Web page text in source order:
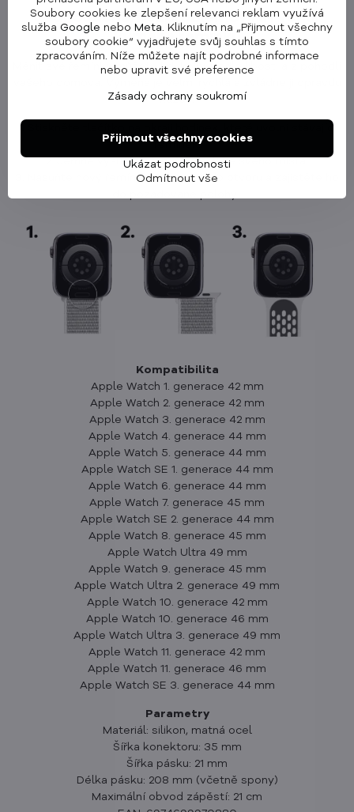
Jednoduchá, bezproblémová a rychlá
výměna řemínku
Měnit své řemínky můžete kdykoliv, podle libosti a z pohodlí
každý.
1. Stiskněte tlačítko na okraji hodinek, které uvolní stávající
řemínek.
2. Jemně vysuňte starý řemínek ze svého místa.
3. Nasuňte nový řemínek Cubenest do otvoru a zajistěte ho
Kompatibilita
Apple Watch 1. generace 42 mm
Apple Watch 2. generace 42 mm
Apple Watch 3. generace 42 mm
Apple Watch 4. generace 44 mm
Apple Watch 5. generace 44 mm
Apple Watch SE 1. generace 44 mm
Apple Watch 6. generace 44 mm
Apple Watch 7. generace 45 mm
Apple Watch SE 2. generace 44 mm
Apple Watch 8. generace 45 mm
Apple Watch Ultra 49 mm
Apple Watch 9. generace 45 mm
Apple Watch Ultra 2. generace 49 mm
Apple Watch 10. generace 42 mm
Apple Watch 10. generace 46 mm
Apple Watch Ultra 3. generace 49 mm
Apple Watch 11. generace 42 mm
Apple Watch 11. generace 46 mm
Apple Watch SE 3. generace 44 mm
Parametry
Materiál: silikon, matná ocel
Šířka konektoru: 35 mm
Šířka pásku: 21 mm
Délka pásku: 208 mm (včetně spony)
Maximální obvod zápěstí: 21 cm
Soubory cookies ke zlepšení relevanci reklam využívá
služba Google nebo Meta . Kliknutím na „Přijmout všechny
soubory cookie“ vyjadřujete svůj souhlas s tímto
zpracováním. Níže můžete najít podrobné informace
nebo upravit své preference
Zásady ochrany soukromí
Ukázat podrobnosti
Přijmout všechny cookies
Odmítnout vše